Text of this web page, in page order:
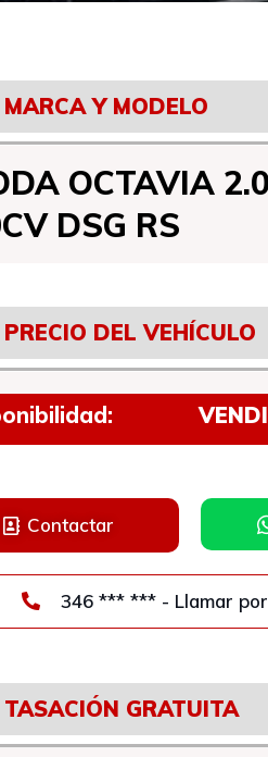
MARCA Y MODELO
OCTAVIA
DSG RS
PRECIO DEL VEHÍCULO
Contactar
346 *** *** -
TASACIÓN GRATUITA